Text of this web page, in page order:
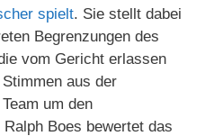
spielt. Sie stellt dabei
Begrenzungen des
vom Gericht erlassen
aus der
um den
Boes bewertet das